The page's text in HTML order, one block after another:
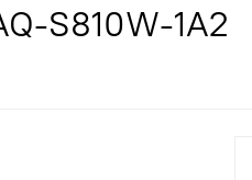
S810W-1A2